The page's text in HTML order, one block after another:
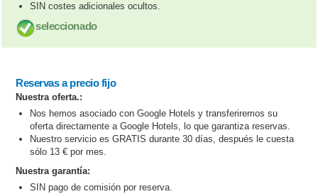
SIN costes adicionales ocultos.
seleccionado
Reservas a precio fijo
Nuestra oferta.:
Nos hemos asociado con Google Hotels y transferiremos su
oferta directamente a Google Hotels, lo que garantiza reservas.
Nuestro servicio es GRATIS durante 30 días, después le cuesta
sólo 13 € por mes.
Nuestra garantía:
SIN pago de comisión por reserva.